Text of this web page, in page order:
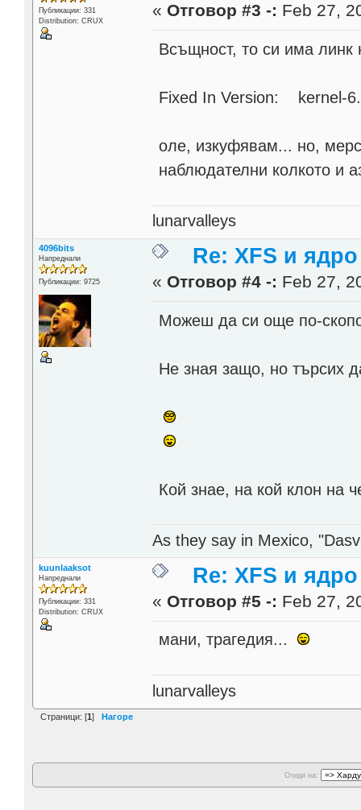
Публикации: 331
Distribution: CRUX
« Отговор #3 -: Feb 27,
Всъщност, то си има линк
Fixed In Version: kernel-
оле, изкуфявам... но,
наблюдателни колкото и
lunarvalleys
4096bits
Напреднали
Публикации: 9725
Re: XFS и
« Отговор #4 -: Feb 27,
Можеш да си още по-
Не зная защо, но търсих
Кой знае, на кой клон на
As they say in Mexico,
kuunlaaksot
Напреднали
Публикации: 331
Distribution: CRUX
Re: XFS и
« Отговор #5 -: Feb 27,
мани, трагедия...
lunarvalleys
Страници: [1] Нагоре
Отиди на: